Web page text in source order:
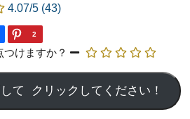
4.07/5 (43)
2
つけますか？